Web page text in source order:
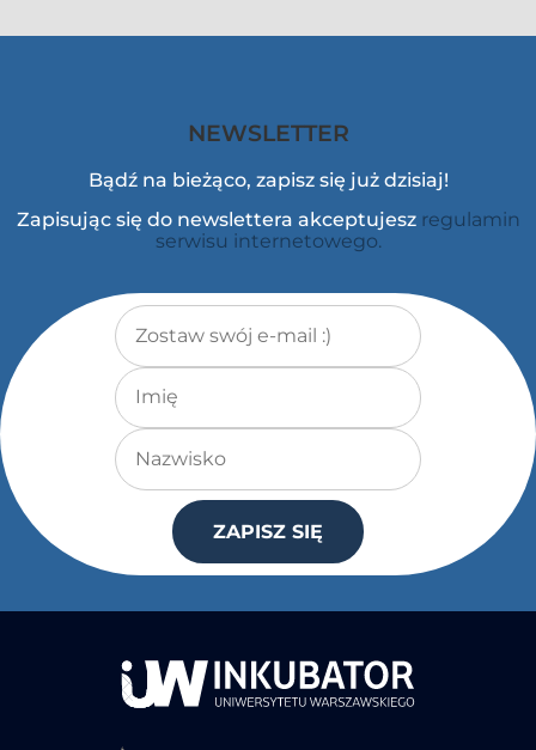
NEWSLETTER
Bądź na bieżąco, zapisz się już dzisiaj!
Zapisując się do newslettera akceptujesz regulamin
serwisu internetowego.
Adres e-mail*
Imię
Nazwisko
ZAPISZ SIĘ